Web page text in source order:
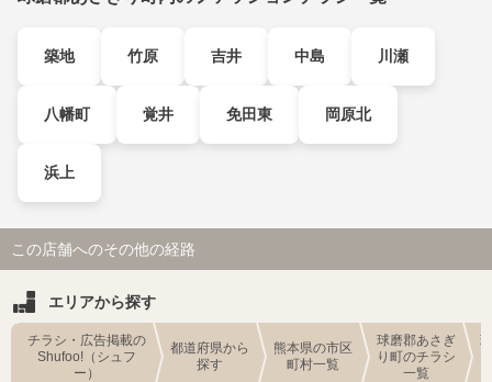
築地 竹原 吉井 中島 川瀬
八幡町 覚井 免田東 岡原北
浜上
この店舗へのその他の経路
エリアから探す
チラシ・広告掲載の
Shufoo!（シュフ
ー）
都道府県から
探す
熊本県の市区
町村一覧
球磨郡あさぎ
り町のチラシ
一覧